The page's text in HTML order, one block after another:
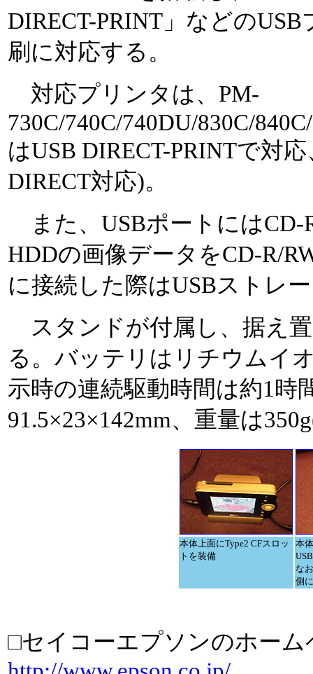
DIRECT-PRINT」などの
刷に対応する。
対応プリンタは、PM-
730C/740C/740DU/830C/
はUSB DIRECT-PRINTで対
DIRECT対応)。
また、USBポートにはCD-
HDDの画像データをCD-R/
に接続した際はUSBストレ
スタンドが付属し、据え
る。バッテリはリチウムイ
示時の連続駆動時間は約1時
91.5×23×142mm、重量は
本体上面にType2 CFスロッ
トを装備
本
な
側
□セイコーエプソンのホーム